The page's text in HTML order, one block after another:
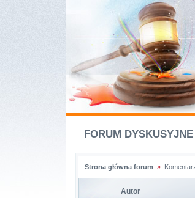
FORUM DYSKUSYJNE
Strona główna forum »
Autor